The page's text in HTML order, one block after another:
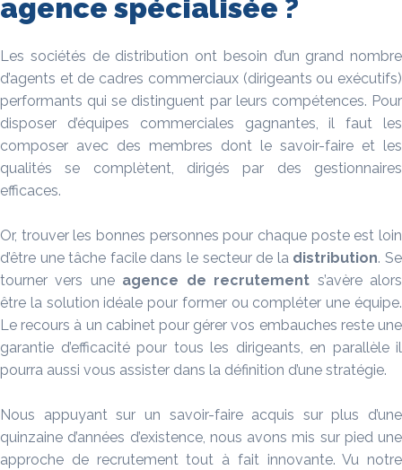
agence spécialisée ?
Les sociétés de distribution ont besoin d’un grand nombre
d’agents et de cadres commerciaux (dirigeants ou exécutifs)
performants qui se distinguent par leurs compétences. Pour
disposer d’équipes commerciales gagnantes, il faut les
composer avec des membres dont le savoir-faire et les
qualités se complètent, dirigés par des gestionnaires
efficaces.
Or, trouver les bonnes personnes pour chaque poste est loin
d’être une tâche facile dans le secteur de la distribution. Se
tourner vers une agence de recrutement s’avère alors
être la solution idéale pour former ou compléter une équipe.
Le recours à un cabinet pour gérer vos embauches reste une
garantie d’efficacité pour tous les dirigeants, en parallèle il
pourra aussi vous assister dans la définition d’une stratégie.
Nous appuyant sur un savoir-faire acquis sur plus d’une
quinzaine d’années d’existence, nous avons mis sur pied une
approche de recrutement tout à fait innovante. Vu notre